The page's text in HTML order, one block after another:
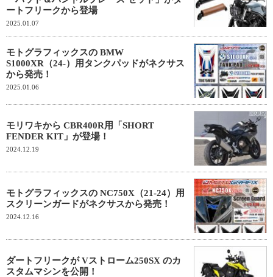
ートフリークから登場
2025.01.07
モトグラフィックスの BMW
S1000XR（24-）用タンクパッドがネクサス
から発売！
2025.01.06
モリワキから CBR400R用「SHORT
FENDER KIT」が登場！
2024.12.19
モトグラフィックスの NC750X（21-24）用
スクリーンガードがネクサスから発売！
2024.12.16
ダートフリークが Vストローム250SX のカ
スタムマシンを公開！